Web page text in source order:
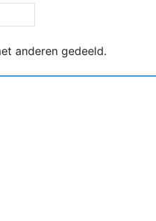
anderen gedeeld.